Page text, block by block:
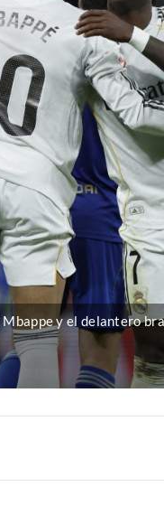
y el delantero